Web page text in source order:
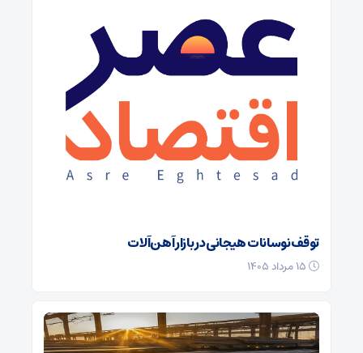
توقف نوسانات هیجانی در بازار آهن‌آلات